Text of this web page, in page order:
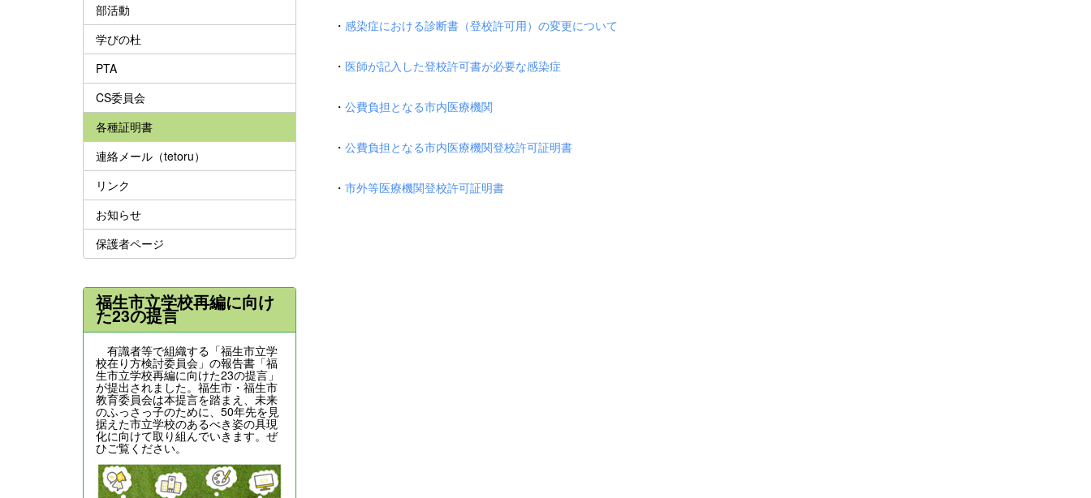
・ 感染症における診断書（登校許可用）の変更について
・ 医師が記入した登校許可書が必要な感染症
・ 公費負担となる市内医療機関
・ 公費負担となる市内医療機関登校許可証明書
・ 市外等医療機関登校許可証明書
部活動
学びの杜
PTA
CS委員会
各種証明書
連絡メール（tetoru）
リンク
お知らせ
保護者ページ
福生市立学校再編に向け
た23の提言
有識者等で組織する「福生市立学
校在り方検討委員会」の報告書「福
生市立学校再編に向けた23の提言」
が提出されました。福生市・福生市
教育委員会は本提言を踏まえ、未来
のふっさっ子のために、50年先を見
据えた市立学校のあるべき姿の具現
化に向けて取り組んでいきます。ぜ
ひご覧ください。